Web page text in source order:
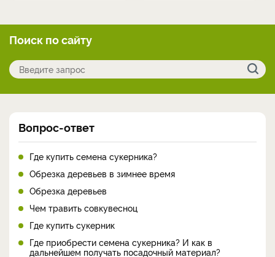
Поиск по сайту
Вопрос-ответ
Где купить семена сукерника?
Обрезка деревьев в зимнее время
Обрезка деревьев
Чем травить совкувесноц
Где купить сукерник
Где приобрести семена сукерника? И как в
дальнейшем получать посадочный материал?